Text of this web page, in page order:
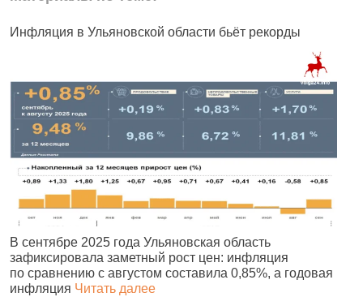
Инфляция в Ульяновской области бьёт рекорды
В сентябре 2025 года Ульяновская область
зафиксировала заметный рост цен: инфляция
по сравнению с августом составила 0,85%, а годовая
инфляция Читать далее